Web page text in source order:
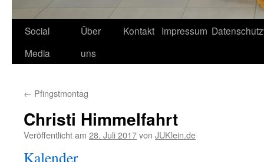
Social
Media
Über
uns
Kontakt Impressum
← Pfingstmontag
Christi Himmelfahrt
Veröffentlicht am 28. Juli 2017von JUKlein.de
Kalender